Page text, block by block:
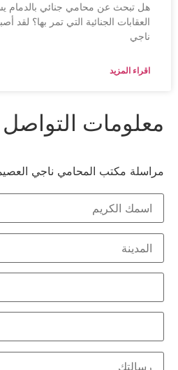
هل تبحث عن محامي جنائي
العقابات الجنائية التي تمر بها؟ لقد
ناجي
اقراء المزيد
معلومات التواصل
مراسلة مكتب المحامي ناجي